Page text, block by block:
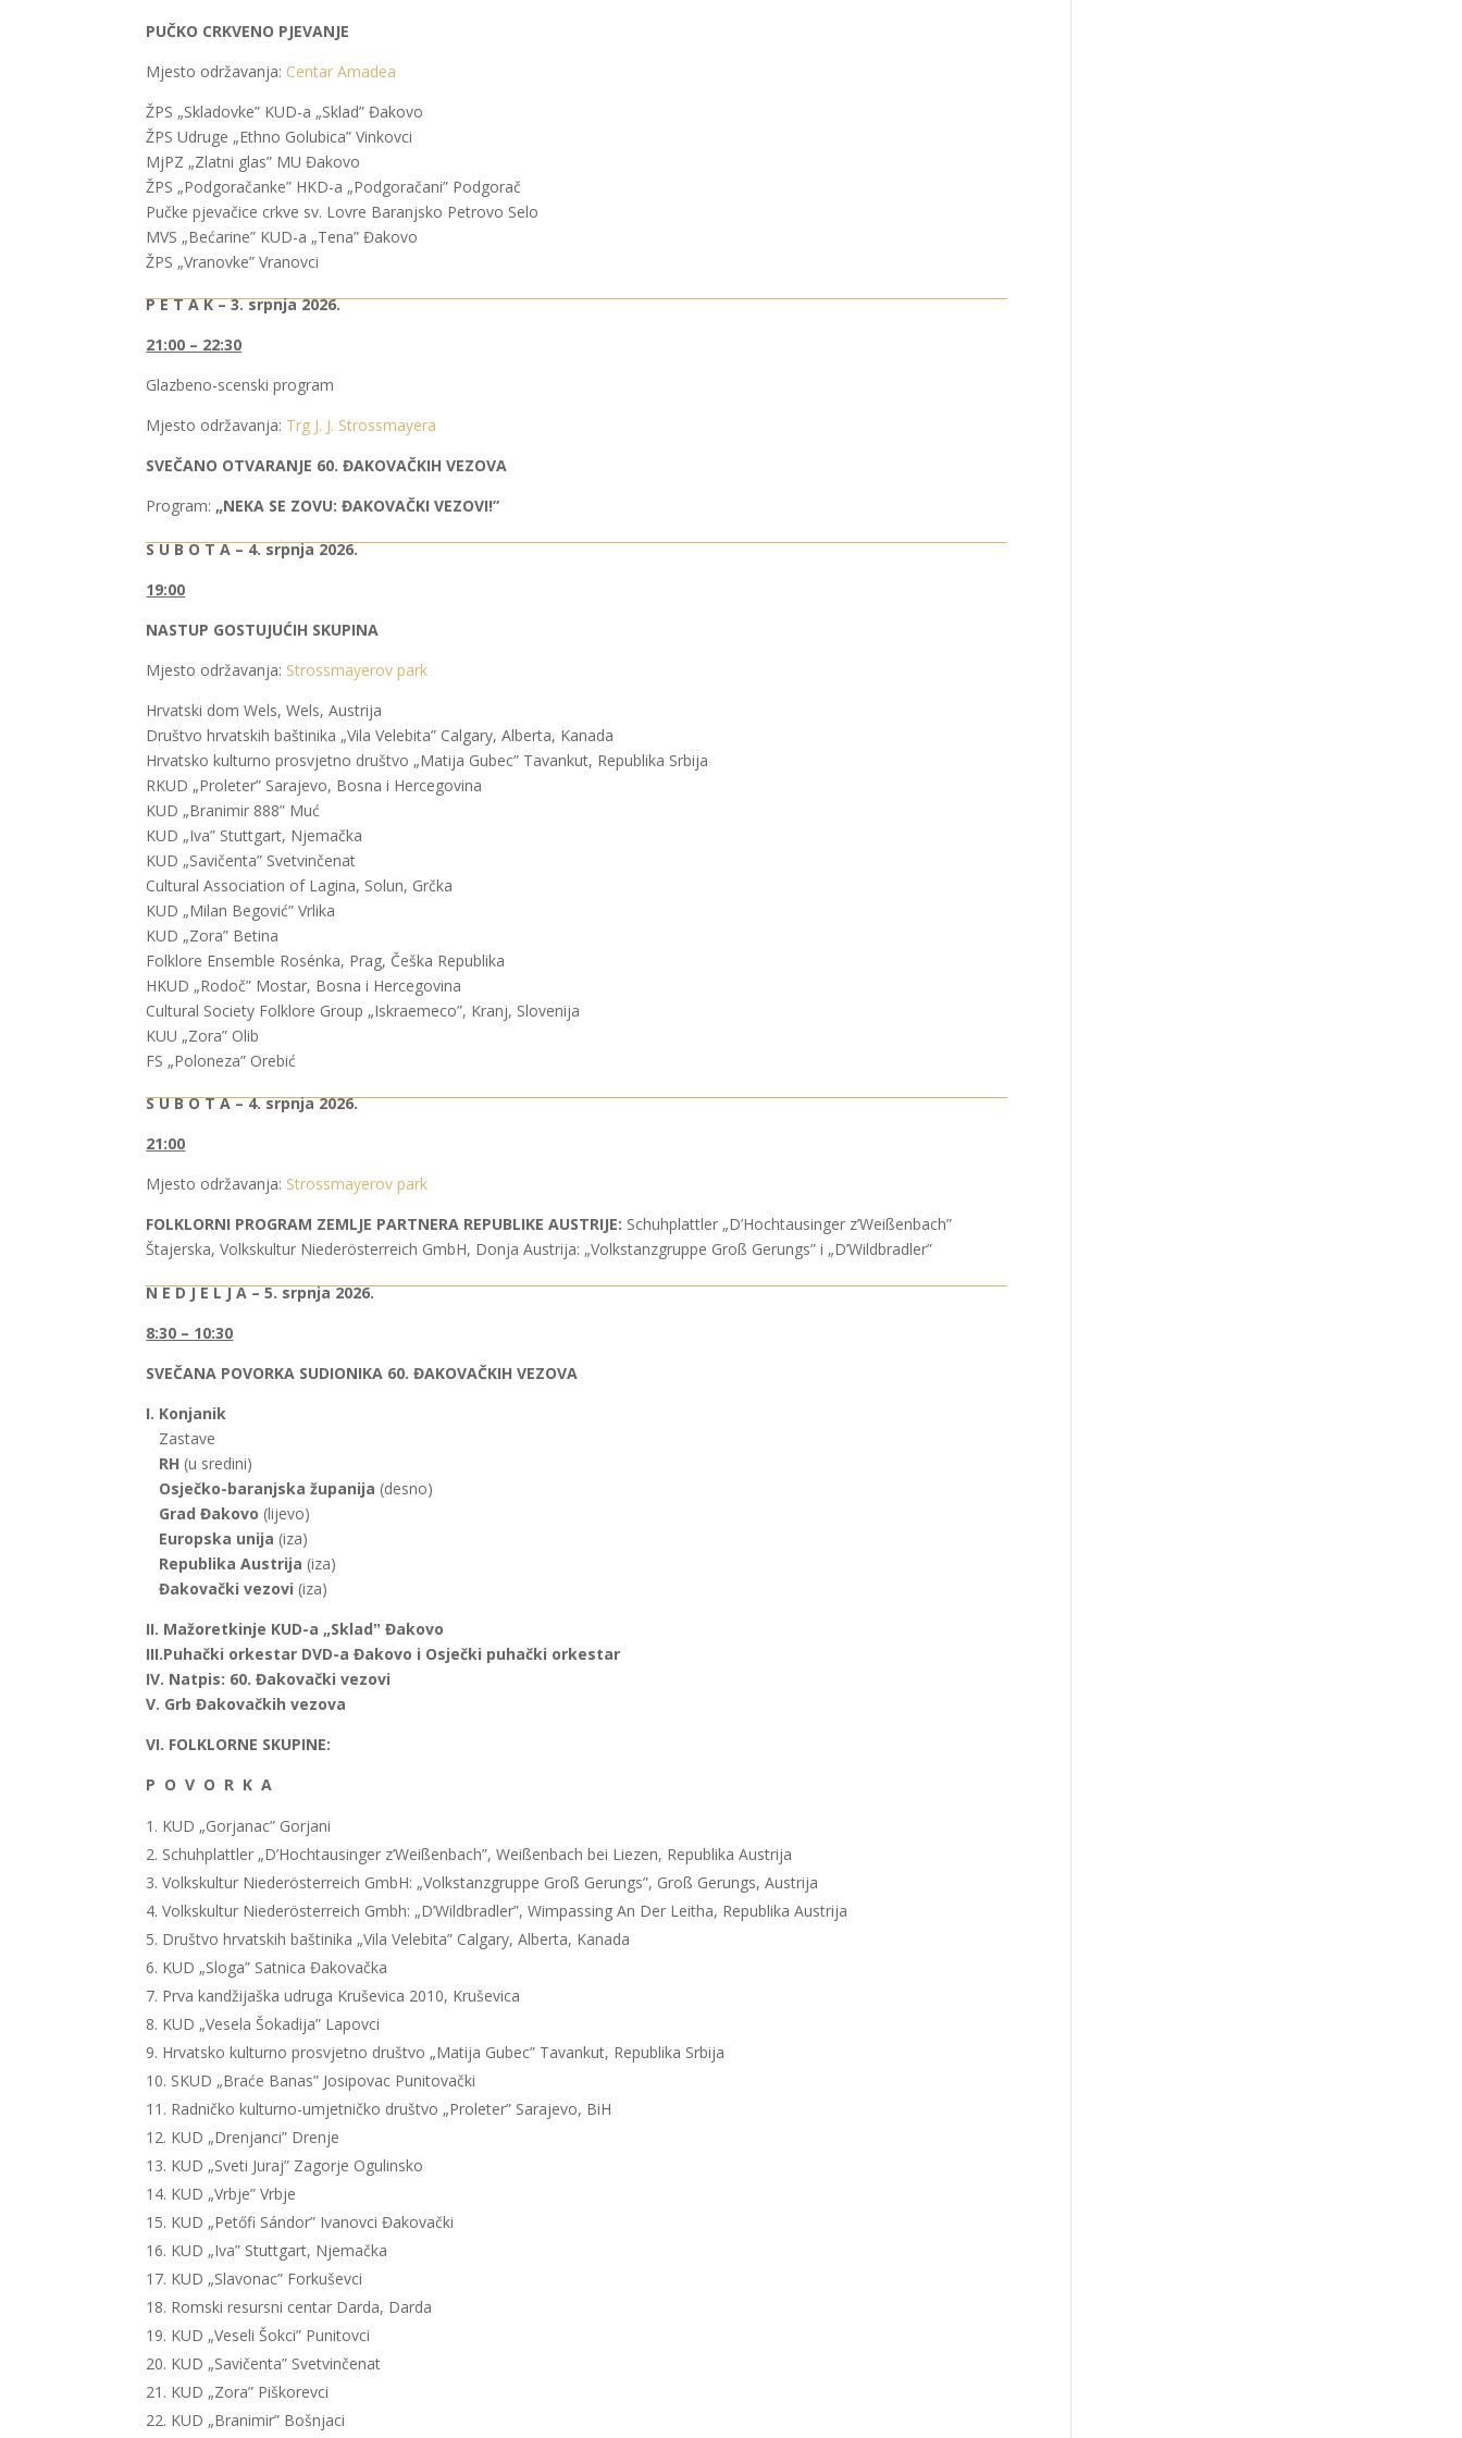
PUČKO CRKVENO PJEVANJE
Mjesto održavanja: Centar Amadea
ŽPS „Skladovke” KUD-a „Sklad” Đakovo
ŽPS Udruge „Ethno Golubica” Vinkovci
MjPZ „Zlatni glas” MU Đakovo
ŽPS „Podgoračanke” HKD-a „Podgoračani” Podgorač
Pučke pjevačice crkve sv. Lovre Baranjsko Petrovo Selo
MVS „Bećarine” KUD-a „Tena” Đakovo
ŽPS „Vranovke” Vranovci
P E T A K – 3. srpnja 2026.
21:00 – 22:30
Glazbeno-scenski program
Mjesto održavanja: Trg J. J. Strossmayera
SVEČANO OTVARANJE 60. ĐAKOVAČKIH VEZOVA
Program: „NEKA SE ZOVU: ĐAKOVAČKI VEZOVI!”
S U B O T A – 4. srpnja 2026.
19:00
NASTUP GOSTUJUĆIH SKUPINA
Mjesto održavanja: Strossmayerov park
Hrvatski dom Wels, Wels, Austrija
Društvo hrvatskih baštinika „Vila Velebita” Calgary, Alberta, Kanada
Hrvatsko kulturno prosvjetno društvo „Matija Gubec” Tavankut, Republika Srbija
RKUD „Proleter” Sarajevo, Bosna i Hercegovina
KUD „Branimir 888” Muć
KUD „Iva” Stuttgart, Njemačka
KUD „Savičenta” Svetvinčenat
Cultural Association of Lagina, Solun, Grčka
KUD „Milan Begović” Vrlika
KUD „Zora” Betina
Folklore Ensemble Rosénka, Prag, Češka Republika
HKUD „Rodoč” Mostar, Bosna i Hercegovina
Cultural Society Folklore Group „Iskraemeco”, Kranj, Slovenija
KUU „Zora” Olib
FS „Poloneza” Orebić
S U B O T A – 4. srpnja 2026.
21:00
Mjesto održavanja: Strossmayerov park
FOLKLORNI PROGRAM ZEMLJE PARTNERA REPUBLIKE AUSTRIJE: Schuhplattler „D’Hochtausinger z’Weißenbach”
Štajerska, Volkskultur Niederösterreich GmbH, Donja Austrija: „Volkstanzgruppe Groß Gerungs” i „D’Wildbradler”
N E D J E L J A – 5. srpnja 2026.
8:30 – 10:30
SVEČANA POVORKA SUDIONIKA 60. ĐAKOVAČKIH VEZOVA
I. Konjanik
Zastave
RH (u sredini)
Osječko-baranjska županija (desno)
Grad Đakovo (lijevo)
Europska unija (iza)
Republika Austrija (iza)
Đakovački vezovi (iza)
II. Mažoretkinje KUD-a „Skladˮ Đakovo
III.Puhački orkestar DVD-a Đakovo i Osječki puhački orkestar
IV. Natpis: 60. Đakovački vezovi
V. Grb Đakovačkih vezova
VI. FOLKLORNE SKUPINE:
P O V O R K A
KUD „Gorjanac” Gorjani
Schuhplattler „D’Hochtausinger z’Weißenbach”, Weißenbach bei Liezen, Republika Austrija
Volkskultur Niederösterreich GmbH: „Volkstanzgruppe Groß Gerungs”, Groß Gerungs, Austrija
Volkskultur Niederösterreich Gmbh: „D’Wildbradler”, Wimpassing An Der Leitha, Republika Austrija
Društvo hrvatskih baštinika „Vila Velebita” Calgary, Alberta, Kanada
KUD „Sloga” Satnica Đakovačka
Prva kandžijaška udruga Kruševica 2010, Kruševica
KUD „Vesela Šokadija” Lapovci
Hrvatsko kulturno prosvjetno društvo „Matija Gubec” Tavankut, Republika Srbija
SKUD „Braće Banas” Josipovac Punitovački
Radničko kulturno-umjetničko društvo „Proleter” Sarajevo, BiH
KUD „Drenjanci” Drenje
KUD „Sveti Juraj” Zagorje Ogulinsko
KUD „Vrbje” Vrbje
KUD „Petőfi Sándor” Ivanovci Đakovački
KUD „Iva” Stuttgart, Njemačka
KUD „Slavonac” Forkuševci
Romski resursni centar Darda, Darda
KUD „Veseli Šokci” Punitovci
KUD „Savičenta” Svetvinčenat
KUD „Zora” Piškorevci
KUD „Branimir” Bošnjaci